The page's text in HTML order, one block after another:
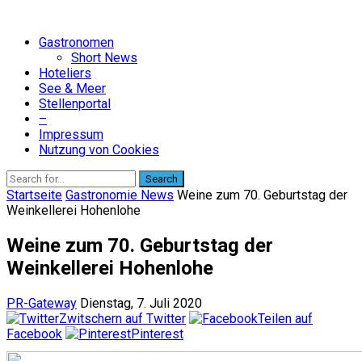
Gastronomen
Short News
Hoteliers
See & Meer
Stellenportal
–
Impressum
Nutzung von Cookies
Search
Startseite Gastronomie News Weine zum 70. Geburtstag der
Weinkellerei Hohenlohe
Weine zum 70. Geburtstag der
Weinkellerei Hohenlohe
PR-Gateway Dienstag, 7. Juli 2020
Zwitschern auf Twitter
Teilen auf
Facebook
Pinterest